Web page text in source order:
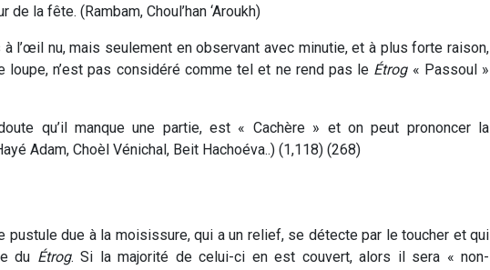
la fête. (Rambam, Choul’han ‘Aroukh)
à l’œil nu, mais seulement en observant avec minutie, et à plus forte raison,
loupe, n’est pas considéré comme tel et ne rend pas le Étrog« Passoul »
qu’il manque une partie, est « Cachère » et on peut prononcer la
Adam, Choèl Vénichal, Beit Hachoéva..) (1,118) (268)
due à la moisissure, qui a un relief, se détecte par le toucher et qui
du Étrog. Si la majorité de celui-ci en est couvert, alors il sera « non-